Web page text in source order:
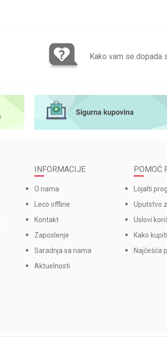
Kako vam se dopada
INFORMACIJE
O nama
Leco offline
Kontakt
Zaposlenje
Saradnja sa nama
Aktuelnosti
POMOĆ
Lojalti
Uputstvo
Uslovi
Kako
Najčešća